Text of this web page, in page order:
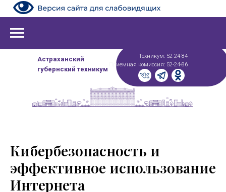
Астраханский
губернский техникум
Техникум: 52-24-84
Приемная комиссия: 52-24-86
Кибербезопасность и
эффективное использование
Интернета